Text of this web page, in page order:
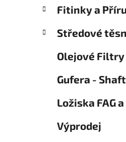
Fitinky a
Středové
Olejové Filtry
Gufera -
Ložiska FAG
Výprodej